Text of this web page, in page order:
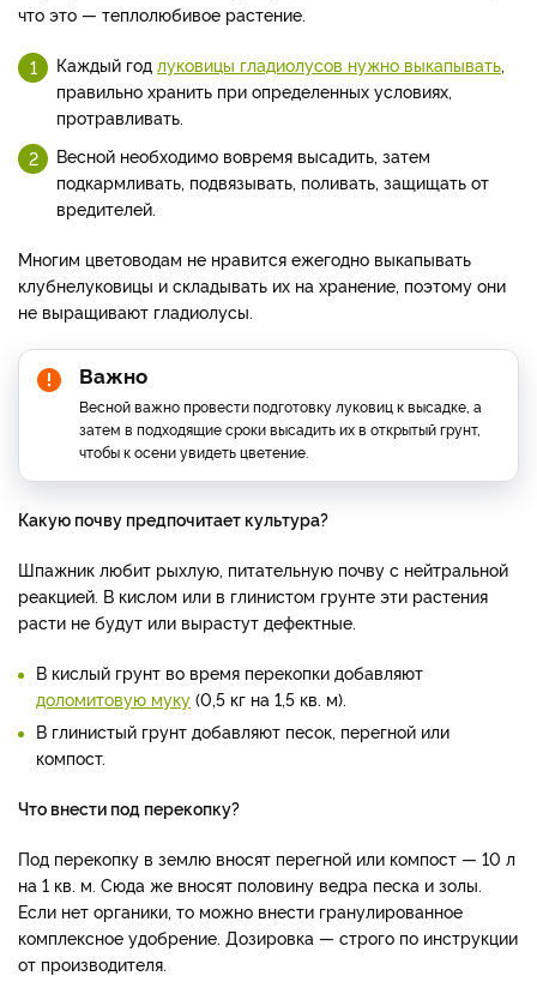
что это — теплолюбивое растение.
Каждый год луковицы гладиолусов нужно выкапывать,
правильно хранить при определенных условиях,
протравливать.
Весной необходимо вовремя высадить, затем
подкармливать, подвязывать, поливать, защищать от
вредителей.
Многим цветоводам не нравится ежегодно выкапывать
клубнелуковицы и складывать их на хранение, поэтому они
не выращивают гладиолусы.
Важно
Весной важно провести подготовку луковиц к высадке, а
затем в подходящие сроки высадить их в открытый грунт,
чтобы к осени увидеть цветение.
Какую почву предпочитает культура?
Шпажник любит рыхлую, питательную почву с нейтральной
реакцией. В кислом или в глинистом грунте эти растения
расти не будут или вырастут дефектные.
В кислый грунт во время перекопки добавляют
доломитовую муку (0,5 кг на 1,5 кв. м).
В глинистый грунт добавляют песок, перегной или
компост.
Что внести под перекопку?
Под перекопку в землю вносят перегной или компост — 10 л
на 1 кв. м. Сюда же вносят половину ведра песка и золы.
Если нет органики, то можно внести гранулированное
комплексное удобрение. Дозировка — строго по инструкции
от производителя.